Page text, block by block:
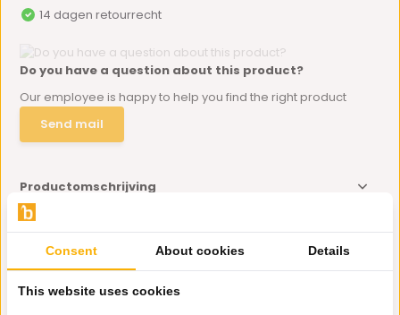
14 dagen retourrecht
Do you have a question about this product?
Our employee is happy to help you find the right product
Send mail
Productomschrijving
Delen
Consent About cookies Details
This website uses cookies